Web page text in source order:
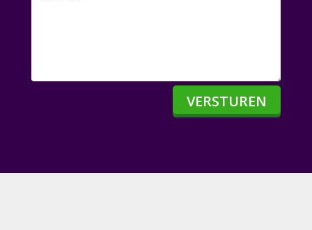
VERSTUREN